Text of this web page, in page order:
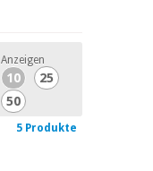
Anzeigen
10
25
50
5 Produkte